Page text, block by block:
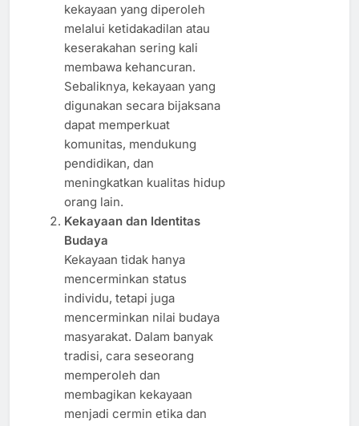
kekayaan yang diperoleh
melalui ketidakadilan atau
keserakahan sering kali
membawa kehancuran.
Sebaliknya, kekayaan yang
digunakan secara bijaksana
dapat memperkuat
komunitas, mendukung
pendidikan, dan
meningkatkan kualitas hidup
orang lain.
Kekayaan dan Identitas
Budaya
Kekayaan tidak hanya
mencerminkan status
individu, tetapi juga
mencerminkan nilai budaya
masyarakat. Dalam banyak
tradisi, cara seseorang
memperoleh dan
membagikan kekayaan
menjadi cermin etika dan